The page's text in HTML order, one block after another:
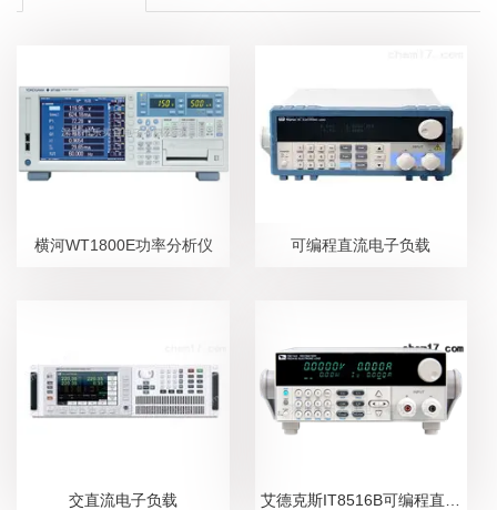
横河WT1800E功率分析仪 可编程直流电子负载
交直流电子负载